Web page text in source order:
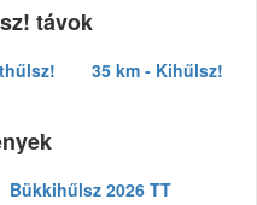
távok
35 km - Kihűlsz!
Bükkihűlsz 2026 TT